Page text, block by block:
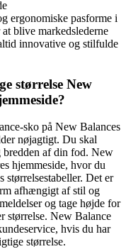
ergonomiske pasforme i
blive markedslederne
innovative og stilfulde
størrelse New
sko på New Balances
nøjagtigt. Du skal
bredden af din fod. New
hjemmeside, hvor du
størrelsestabeller. Det er
afhængigt af stil og
og tage højde for
størrelse. New Balance
hvis du har
størrelse.